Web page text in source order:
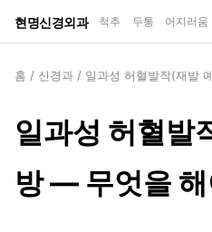
현명신경외과 척추 두통 어지러움
홈 / 신경과 / 일과성 허혈발작(재발
일과성 허혈발
방 — 무엇을